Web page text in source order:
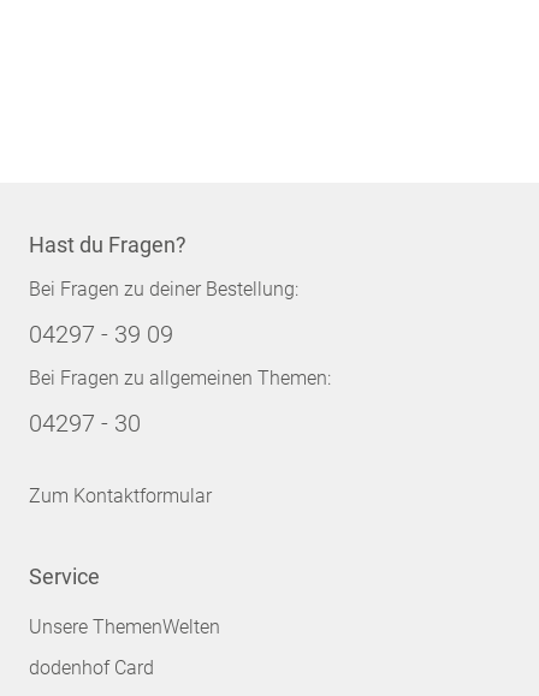
Hast du Fragen?
Bei Fragen zu deiner Bestellung:
04297 - 39 09
Bei Fragen zu allgemeinen Themen:
04297 - 30
Zum Kontaktformular
Service
Unsere ThemenWelten
dodenhof Card